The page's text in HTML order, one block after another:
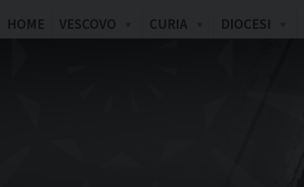
HOME VESCOVO CURIA DIOCESI